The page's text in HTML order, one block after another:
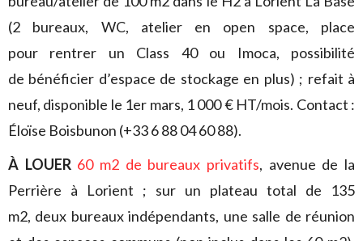
(2 bureaux, WC, atelier en open space, place
pour rentrer un Class 40 ou Imoca, possibilité
de bénéficier d’espace de stockage en plus) ; refait à
neuf, disponible le 1er mars, 1 000 € HT/mois. Contact :
Éloïse Boisbunon (+33 6 88 04 60 88).
À LOUER 60 m2 de bureaux privatifs, avenue de la
Perrière à Lorient ; sur un plateau total de 135
m2, deux bureaux indépendants, une salle de réunion